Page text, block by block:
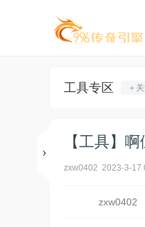
工具专区 ＋
【工具】
zxw0402 2023-3-17
zxw0402